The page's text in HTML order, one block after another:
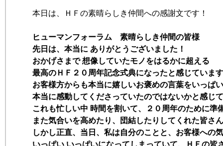
本日は、ＨＦの素晴らしき仲間への感謝文です！
ヒューマンフォーラム 素晴らしき仲間の皆様
先日は、本当に ありがとうございました！
おかげさまで 想像していたモノをはるかに超える
最高のＨＦ２０周年記念式典になったと感じていま
お客様方からも本当に嬉しいお褒めの言葉をいっぱ
本当に感動してくださっていたのではないかと感じ
これも忙しい中 時間を割いて、２０周年のために準
また気合いを高めたり、団結したりしてくれた皆さ
しかし正直、当日、私は自分のことと、お客様への
いっぱい いっぱいになってしまっていて、ＨＦの皆